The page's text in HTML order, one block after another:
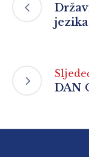
jezika
DAN